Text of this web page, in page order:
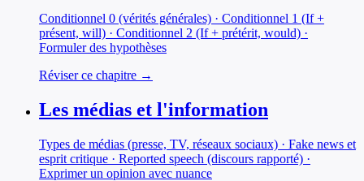
Conditionnel 0 (vérités générales) · Conditionnel 1 (If +
présent, will) · Conditionnel 2 (If + prétérit, would) ·
Formuler des hypothèses
Réviser ce chapitre →
Les médias et l'information
Types de médias (presse, TV, réseaux sociaux) · Fake news et
esprit critique · Reported speech (discours rapporté) ·
Exprimer un opinion avec nuance